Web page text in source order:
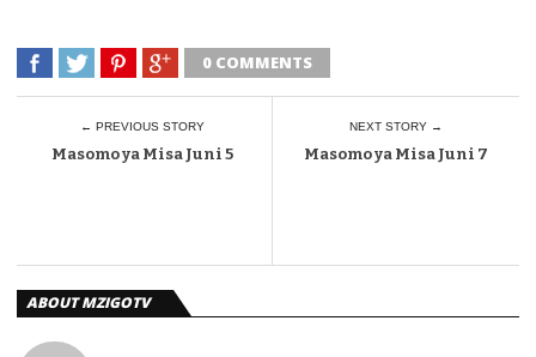
0 COMMENTS
← PREVIOUS STORY
Masomo ya Misa Juni 5
NEXT STORY →
Masomo ya Misa Juni 7
ABOUT MZIGOTV